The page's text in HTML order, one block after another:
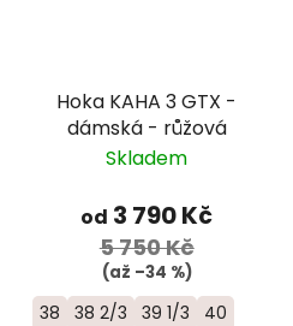
Hoka KAHA 3 GTX -
dámská - růžová
Skladem
od 3 790 Kč
5 750 Kč
(až –34 %)
38 38 2/3 39 1/3 40